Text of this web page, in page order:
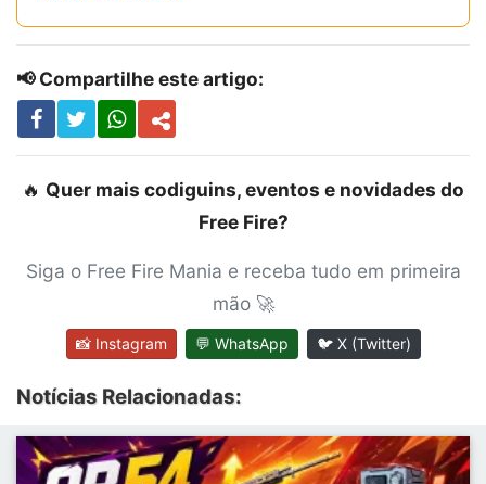
📢 Compartilhe este artigo:
🔥 Quer mais codiguins, eventos e novidades do
Free Fire?
Siga o Free Fire Mania e receba tudo em primeira
mão 🚀
📸 Instagram 💬 WhatsApp 🐦 X (Twitter)
Notícias Relacionadas: